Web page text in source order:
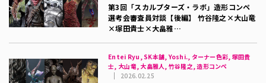
第3回「スカルプターズ・ラボ」造形コンペ
選考会審査員対談【後編】 竹谷隆之×大山竜
×塚田貴士×大畠雅…
Entei Ryu, SK本舗, Yoshi., ターナー色彩, 塚田貴
士, 大山竜, 大畠雅人, 竹谷隆之, 造形コンペ
2026.02.25